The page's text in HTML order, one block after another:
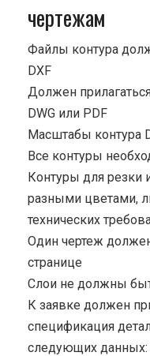
чертежам
Файлы контура
DXF
Должен
DWG или PDF
Масштабы контура
Все контуры
Контуры для резки
разными цветами,
технических
Один чертеж
странице
Cлои не должны
К заявке должен
спецификация
следующих